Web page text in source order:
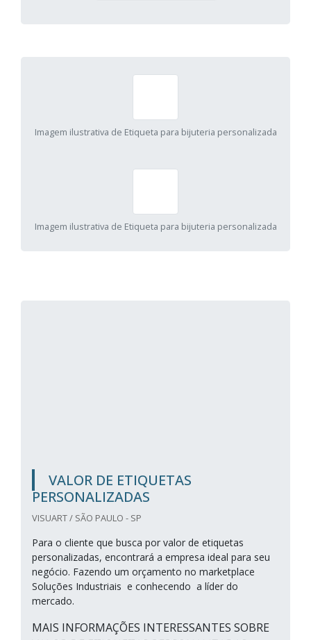
Imagem ilustrativa de Etiqueta para bijuteria personalizada
Imagem ilustrativa de Etiqueta para bijuteria personalizada
VALOR DE ETIQUETAS
PERSONALIZADAS
VISUART / SÃO PAULO - SP
Para o cliente que busca por valor de etiquetas
personalizadas, encontrará a empresa ideal para seu
negócio. Fazendo um orçamento no marketplace
Soluções Industriais e conhecendo a líder do
mercado.
MAIS INFORMAÇÕES INTERESSANTES SOBRE